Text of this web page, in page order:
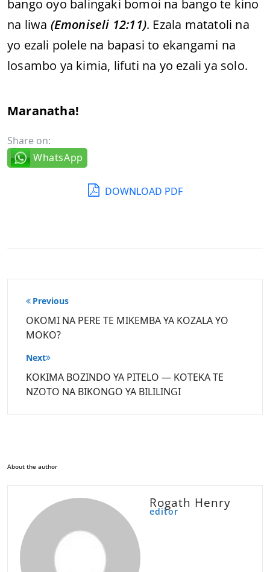
bango oyo balingaki bomoi na bango te kino
na liwa (Emoniseli 12:11). Ezala matatoli na
yo ezali polele na bapasi to ekangami na
losambo ya kimia, lifuti na yo ezali ya solo.
Maranatha!
Share on:
WhatsApp
DOWNLOAD PDF
Post
navigation
Previous
OKOMI NA PERE TE MIKEMBA YA KOZALA YO
MOKO?
Next
KOKIMA BOZINDO YA PITELO — KOTEKA TE
NZOTO NA BIKONGO YA BILILINGI
About the author
Rogath Henry
editor